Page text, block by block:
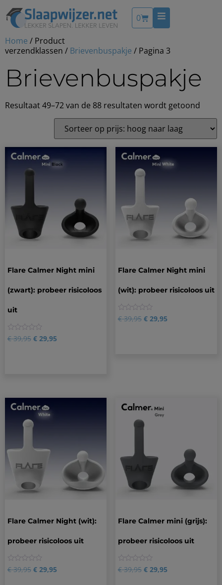
0
Home / Product
verzendklassen / Brievenbuspakje / Pagina 3
Brievenbuspakje
Resultaat 49–72 van de 88 resultaten wordt getoond
Flare Calmer Night mini
(zwart): probeer risicoloos
uit
0
€39,95 € 29,95
Flare Calmer Night mini
(wit): probeer risicoloos uit
0
€39,95 €29,95
Flare Calmer Night (wit):
probeer risicoloos uit
0
€39,95 € 29,95
Flare Calmer mini (grijs):
probeer risicoloos uit
0
€39,95 €29,95